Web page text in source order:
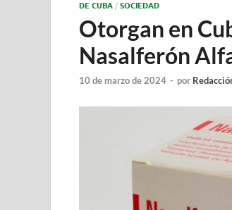
DE CUBA / SOCIEDAD
Otorgan en
Nasalferón
10 de marzo de 2024 - por